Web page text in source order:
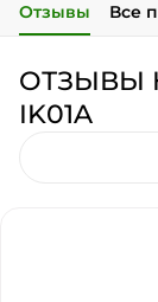
Отзывы Все
ОТЗЫВЫ
IK01A